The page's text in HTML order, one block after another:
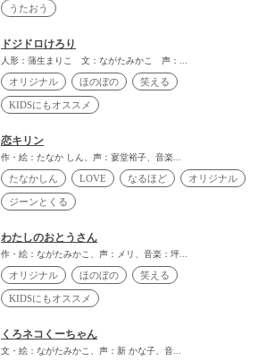
うたおう
ドジドロけろり
人形：蒲生まりこ 文：ながたみかこ 声：...
オリジナル ほのぼの 笑える
KIDSにもオススメ
恋キリン
作・絵：たなか しん、声：宴堂裕子、音楽...
たなかしん LOVE なるほど オリジナル
ジーンとくる
わたしのおとうさん
作・絵：ながたみかこ、声：メリ、音楽：坪...
オリジナル ほのぼの 笑える
KIDSにもオススメ
くろネコくーちゃん
文・絵：ながたみかこ、声：新 かな子、音...